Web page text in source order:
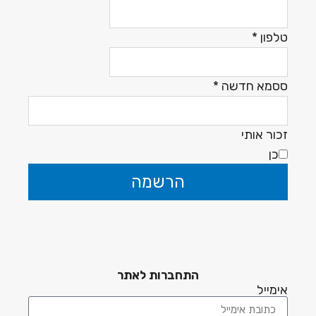
טלפון *
ססמא חדשה *
זכור אותי
כן
הרשמה
התחברות לאתר
אימייל